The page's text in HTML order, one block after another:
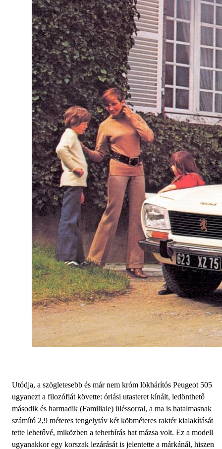
Utódja, a szögletesebb és már nem króm lökhárítós Peugeot 505
ugyanezt a filozófiát követte: óriási utasteret kínált, ledönthető
második és harmadik (Familiale) üléssorral, a ma is hatalmasnak
számító 2,9 méteres tengelytáv két köbméteres raktér kialakítását
tette lehetővé, miközben a teherbírás hat mázsa volt. Ez a modell
ugyanakkor egy korszak lezárását is jelentette a márkánál, hiszen